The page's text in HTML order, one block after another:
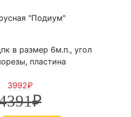
"Подиум"
в размер 6м.п., угол
пластина
3992₽
₽